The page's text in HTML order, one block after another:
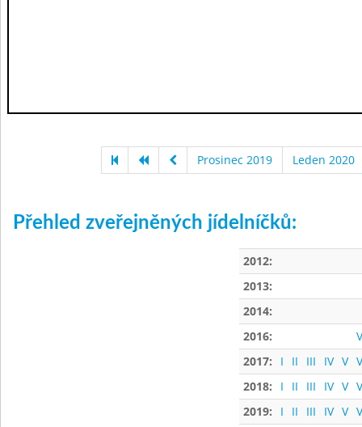
Prosinec 2019 Leden 2020
Přehled zveřejněných jídelníčků:
2012:
2013:
2014:
2016:
2017:
I II III IV V
2018:
I II III IV V
2019:
I II III IV V